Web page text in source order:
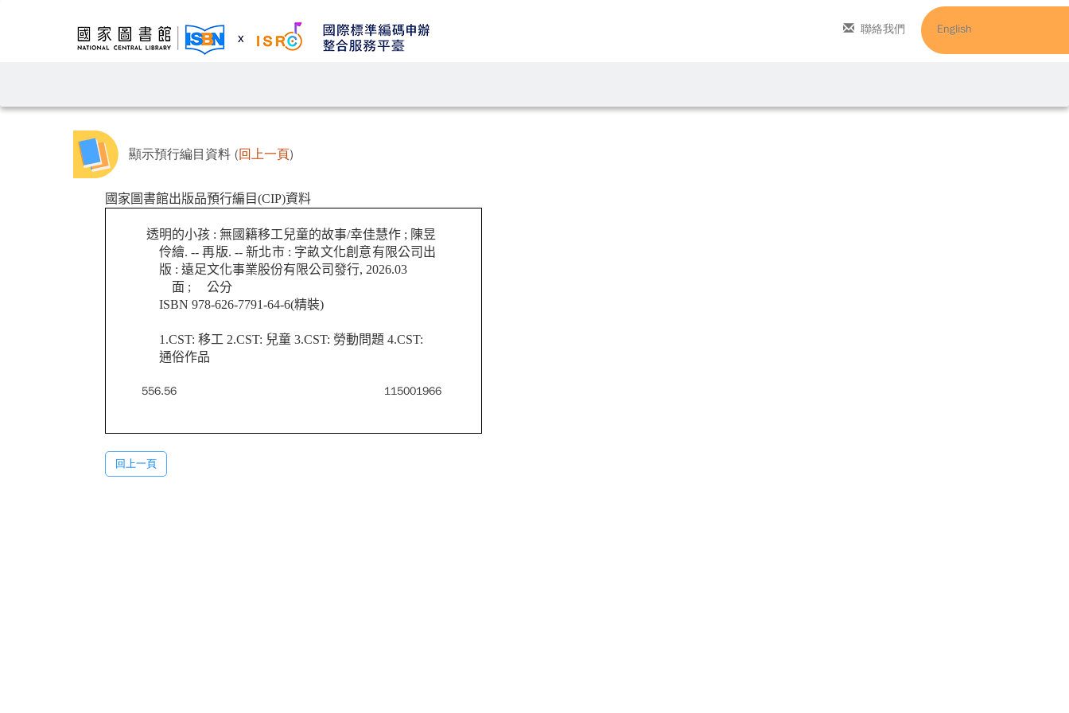
聯絡我們 English
顯示預行編目資料 (回上一頁)
國家圖書館出版品預行編目(CIP)資料
透明的小孩 : 無國籍移工兒童的故事/幸佳慧作 ; 陳昱
伶繪. -- 再版. -- 新北市 : 字畝文化創意有限公司出
版 : 遠足文化事業股份有限公司發行, 2026.03
面 ; 公分
ISBN 978-626-7791-64-6(精裝)
1.CST: 移工 2.CST: 兒童 3.CST: 勞動問題 4.CST:
通俗作品
556.56 115001966
回上一頁